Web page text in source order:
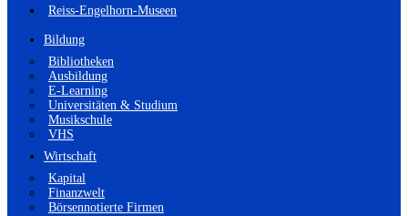
Reiss-Engelhorn-Museen
Bildung
Bibliotheken
Ausbildung
E-Learning
Universitäten & Studium
Musikschule
VHS
Wirtschaft
Kapital
Finanzwelt
Börsennotierte Firmen